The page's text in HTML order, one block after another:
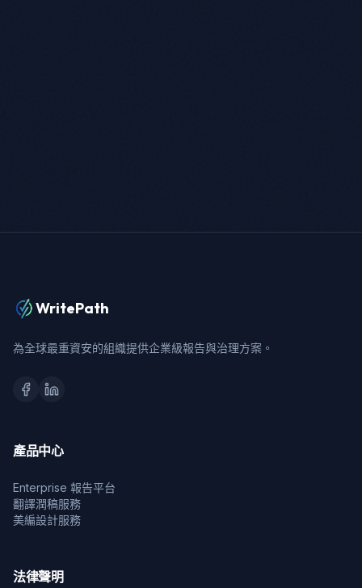
WritePath
為全球最重資安的組織提供企業級報告與治理方案。
產品中心
Enterprise 報告平台
翻譯潤稿服務
美編設計服務
法律聲明